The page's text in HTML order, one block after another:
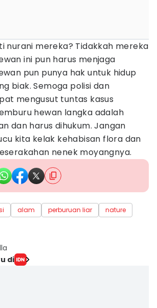
nurani mereka? Tidakkah mereka
ini pun harus menjaga
pun punya hak untuk hidup
biak. Semoga polisi dan
mengusut tuntas kasus
hewan langka adalah
dan harus dihukum. Jangan
kita kelak kehabisan flora dan
nenek moyangnya.
alam perburuan liar nature
di